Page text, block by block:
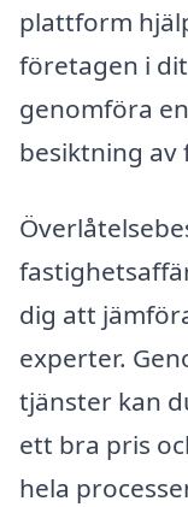
plattform
företagen i
genomföra
besiktning av
dig att
experter.
tjänster kan
ett bra pris
hela